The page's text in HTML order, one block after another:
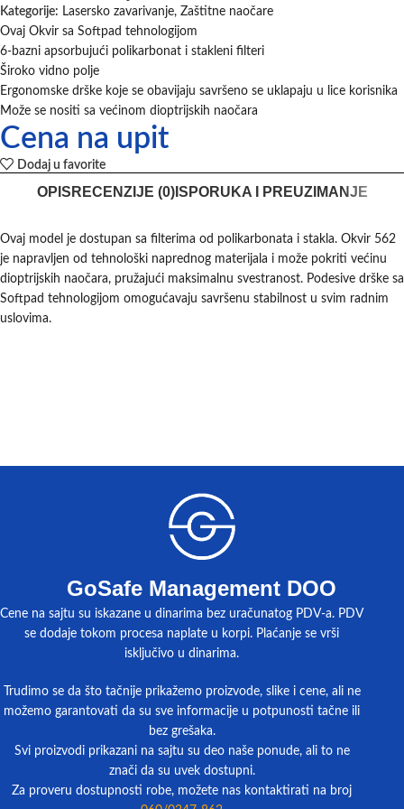
Kategorije: Lasersko zavarivanje, Zaštitne naočare
Ovaj Okvir sa Softpad tehnologijom
6-bazni apsorbujući polikarbonat i stakleni filteri
Široko vidno polje
Ergonomske drške koje se obavijaju savršeno se uklapaju u lice korisnika
Može se nositi sa većinom dioptrijskih naočara
Cena na upit
Dodaj u favorite
OPIS RECENZIJE (0)ISPORUKA I PREUZIMANJE
Ovaj model je dostupan sa filterima od polikarbonata i stakla. Okvir 562
je napravljen od tehnološki naprednog materijala i može pokriti većinu
dioptrijskih naočara, pružajući maksimalnu svestranost. Podesive drške sa
Softpad tehnologijom omogućavaju savršenu stabilnost u svim radnim
uslovima.
GoSafe Management DOO
Cene na sajtu su iskazane u dinarima bez uračunatog PDV-a. PDV
se dodaje tokom procesa naplate u korpi. Plaćanje se vrši
isključivo u dinarima.
Trudimo se da što tačnije prikažemo proizvode, slike i cene, ali ne
možemo garantovati da su sve informacije u potpunosti tačne ili
bez grešaka.
Svi proizvodi prikazani na sajtu su deo naše ponude, ali to ne
znači da su uvek dostupni.
Za proveru dostupnosti robe, možete nas kontaktirati na broj